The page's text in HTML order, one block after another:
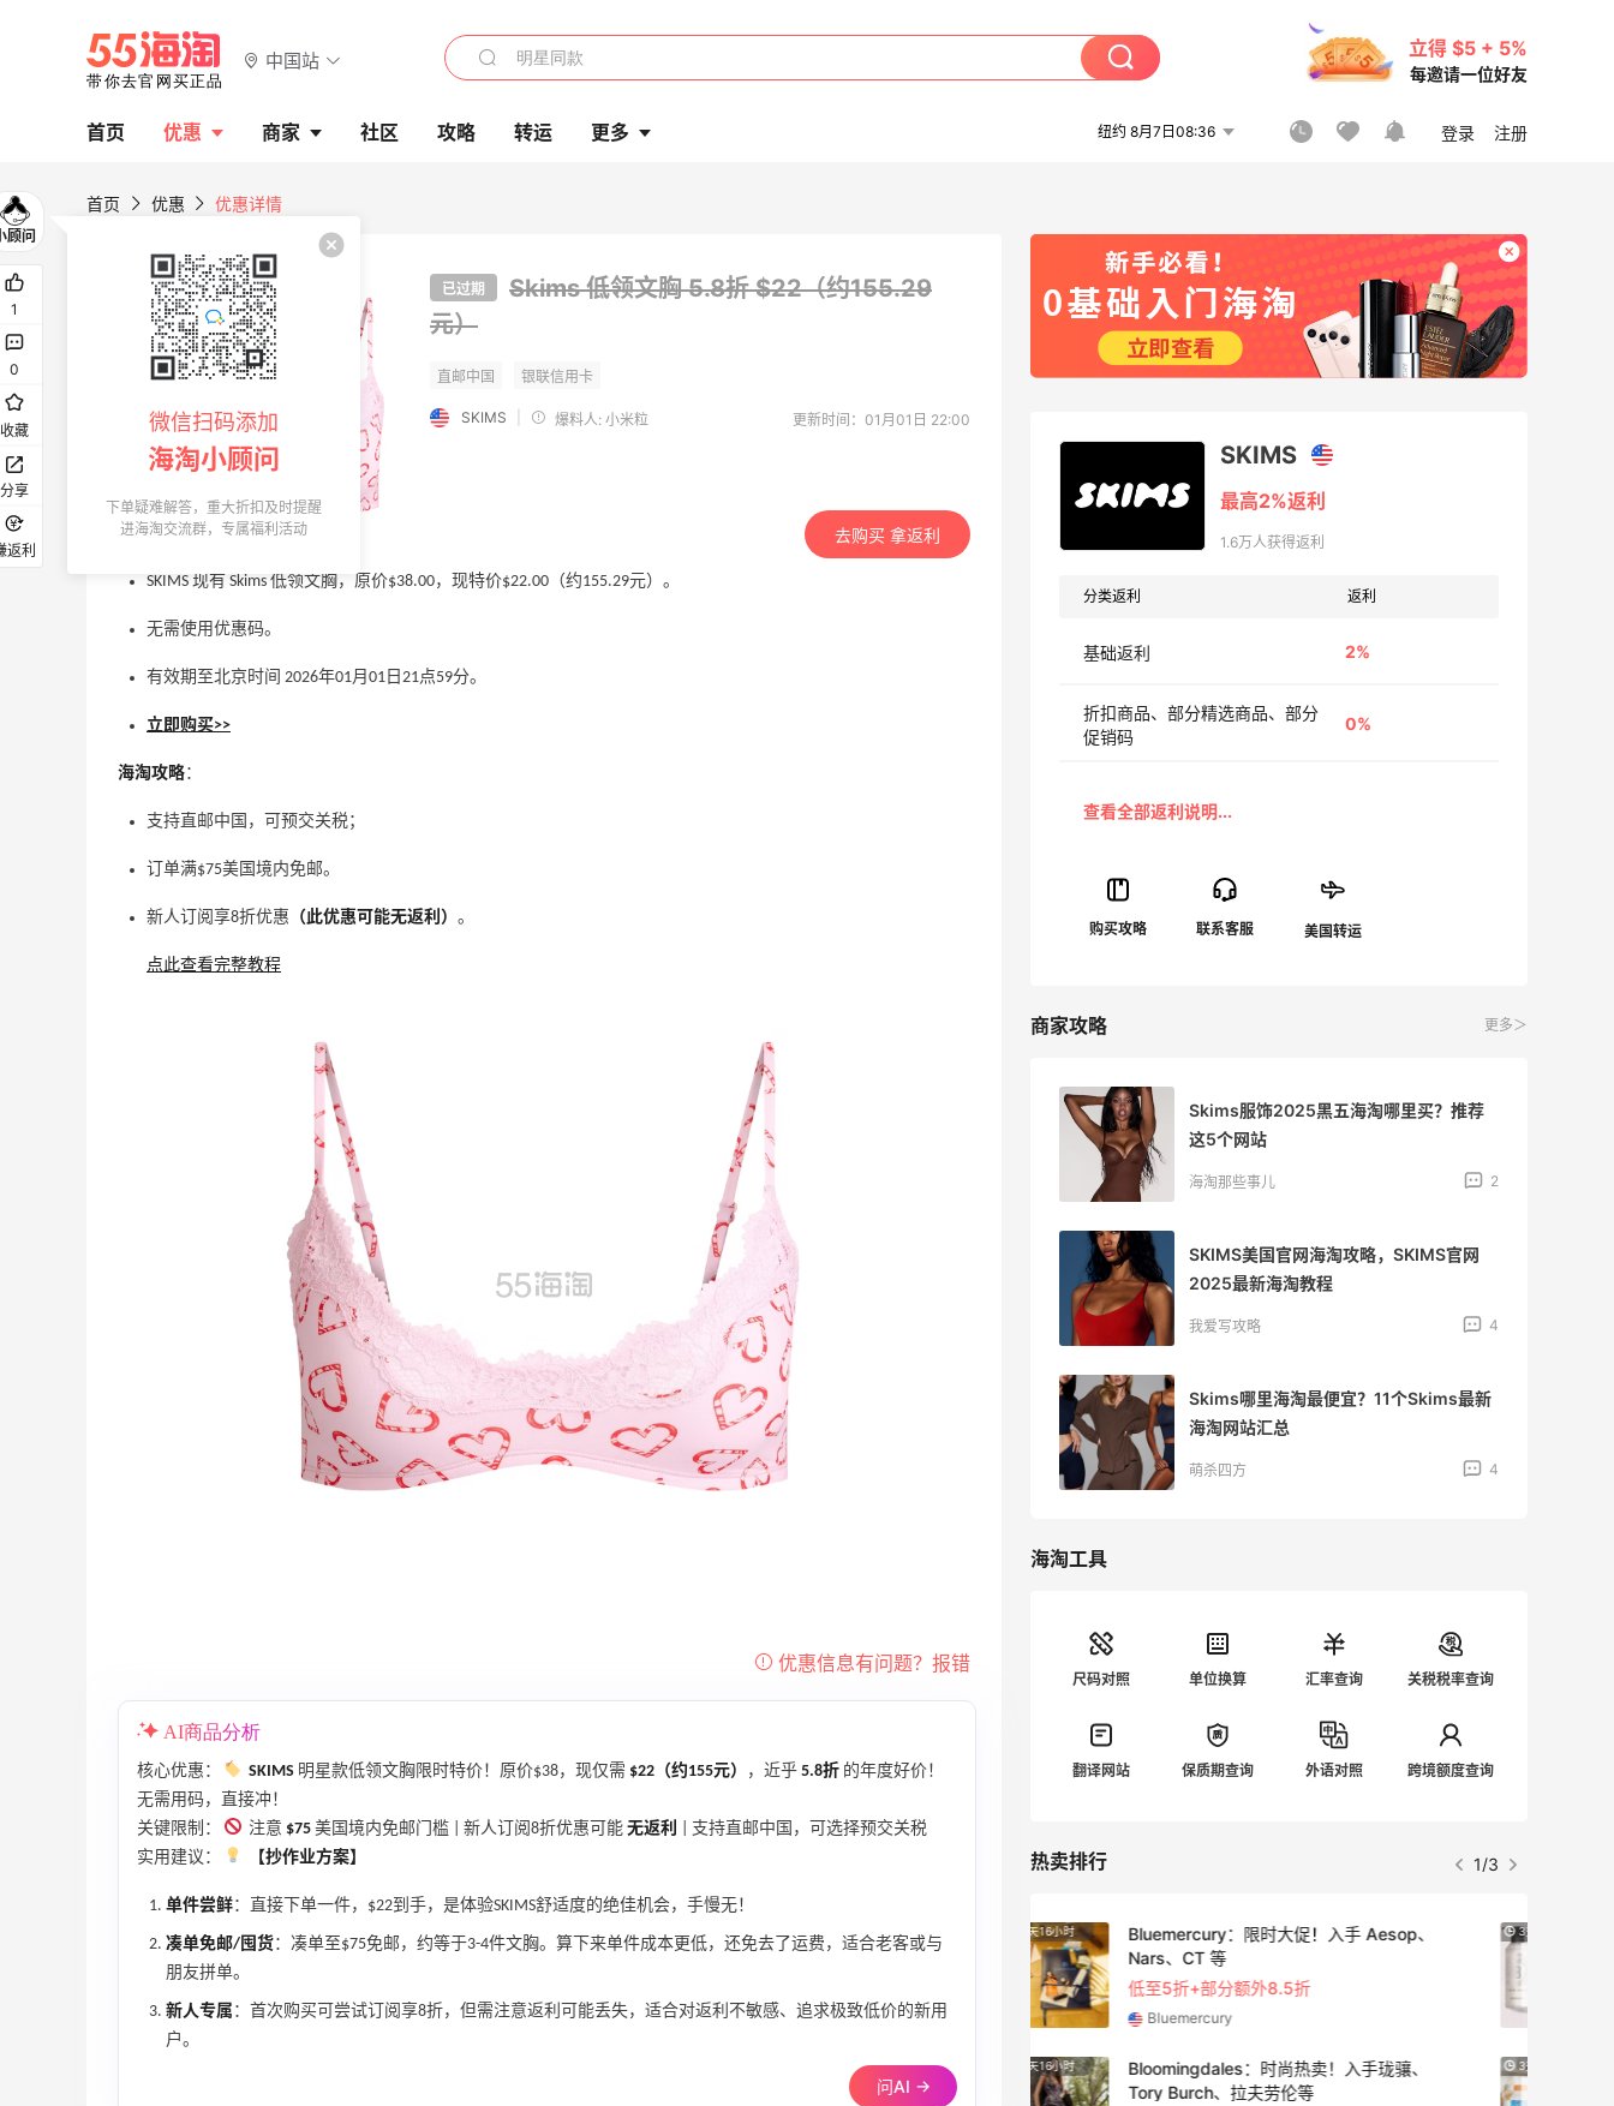
中国站
立得 $5 + 5%
每邀请一位好友
首页 优惠 商家 社区 攻略 转运 更多 纽约 8月7日08:36 登录 注册
首页 优惠 优惠详情
已过期 Skims 低领文胸5.8折 $22（约155.29
元）
SKIMS 爆料人: 小米粒 更新时间：01月01日 22:00
去购买 拿返利
SKIMS 现有 Skims 低领文胸，原价$38.00，现特价$22.00（约155.29元）。
无需使用优惠码。
有效期至北京时间 2026年01月01日21点59分。
立即购买>>
海淘攻略：
支持直邮中国，可预交关税；
订单满$75美国境内免邮。
新人订阅享8折优惠 （此优惠可能无返利） 。
点此查看完整教程
AI商品分析
核心优惠： SKIMS 明星款低领文胸限时特价！原价$38，现仅需 $22（约155元） ，近乎 5.8折 的年度好价！
无需用码，直接冲！
关键限制：
注意 $75 美国境内免邮门槛 | 新人订阅8折优惠可能 无返利
| 支持直邮中国，可选择预交关税
实用建议：
【抄作业方案】
单件尝鲜：直接下单一件，$22到手，是体验SKIMS舒适度的绝佳机会，手慢无！
凑单免邮/囤货：凑单至$75免邮，约等于3-4件文胸。算下来单件成本更低，还免去了运费，适合老客或与
朋友拼单。
新人专属 ：首次购买可尝试订阅享8折，但需注意返利可能丢失，适合对返利不敏感、追求极致低价的新用
户。
问AI →
SKIMS
最高2%返利
1.6万人获得返利
分类返利 返利
基础返利 2%
折扣商品、部分精选商品、部分
促销码
0%
美国转运
商家攻略 更多＞
Skims服饰2025黑五海淘哪里买？推荐
这5个网站
海淘那些事儿
SKIMS美国官网海淘攻略，SKIMS官网
2025最新海淘教程
我爱写攻略
Skims哪里海淘最便宜？11个Skims最新
海淘网站汇总
萌杀四方
Skims服饰2025黑五海淘哪里买？推荐
这5个网站
海淘那些事儿 2
SKIMS美国官网海淘攻略，SKIMS官网
2025最新海淘教程
我爱写攻略 4
Skims哪里海淘最便宜？11个Skims最新
海淘网站汇总
萌杀四方 4
海淘工具
尺码对照 单位换算 汇率查询 关税税率查询
翻译网站 保质期查询 外语对照 跨境额度查询
热卖排行 1/3
Bloomingdales：美妆大促！入手 Dior、
Prada、TF 等
Bloomingdales
Bluemercury：限时大促！入手 Aesop、
Nars、CT 等
Bluemercury
Bloomingdales：时尚热卖！入手珑骧、
Tory Burch、拉夫劳伦等
3天22小时
【55专享】Bobbi Brown 美网：美妆礼
遇！满$150立省$50
满赠正装橘子眼霜+精华唇蜜等好礼
Bobbi Brown
3天4小时
iHerb ：88全球好物节！选购日常保健、
健身补剂、护肤洗护等
1
0
收藏
分享
返利
微信扫码添加
海淘小顾问
下单疑难解答，重大折扣及时提醒
进海淘交流群，专属福利活动